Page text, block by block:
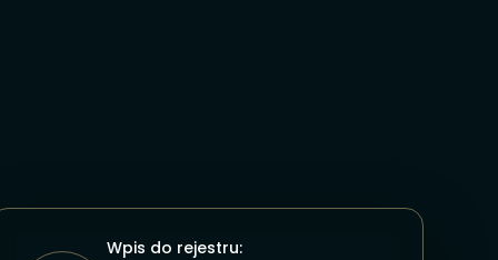
Wpis do rejestru: